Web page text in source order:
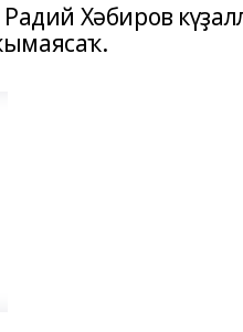
Хәбиров